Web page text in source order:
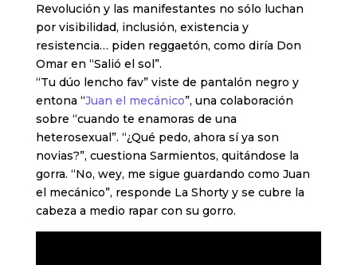
Revolución y las manifestantes no sólo luchan
por visibilidad, inclusión, existencia y
resistencia… piden reggaetón, como diría Don
Omar en “Salió el sol”.
“Tu dúo lencho fav” viste de pantalón negro y
entona “Juan el mecánico”, una colaboración
sobre “cuando te enamoras de una
heterosexual”. “¿Qué pedo, ahora sí ya son
novias?”, cuestiona Sarmientos, quitándose la
gorra. “No, wey, me sigue guardando como Juan
el mecánico”, responde La Shorty y se cubre la
cabeza a medio rapar con su gorro.